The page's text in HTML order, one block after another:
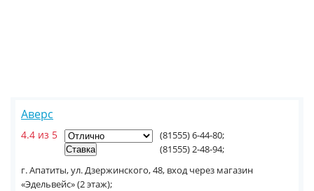
Аверс
4.4 из 5
г. Апатиты, ул. Дзержинского, 48, вход через магазин
«Эдельвейс» (2 этаж);
(81555) 6-44-80;
(81555) 2-48-94;